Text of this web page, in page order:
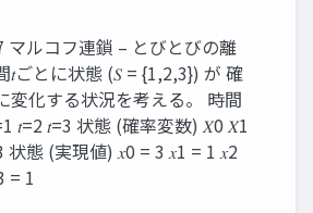
マルコフ連鎖 – とびとびの離
𝑡ごとに状態 (𝑆 = {1,2,3}) が 確
変化する状況を考える。 時間
𝑡=2 𝑡=3 状態 (確率変数) 𝑋0 𝑋1
状態 (実現値) 𝑥0 = 3 𝑥1 = 1 𝑥2
= 1